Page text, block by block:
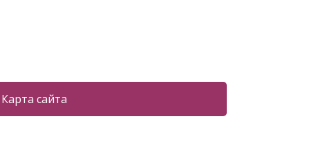
Карта сайта